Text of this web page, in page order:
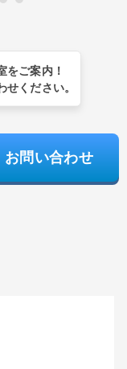
をご案内！
せください。
お問い合わせ